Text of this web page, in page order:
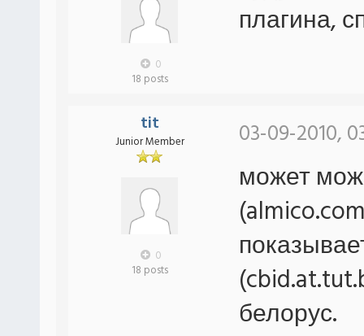
0
18 posts
плагина,
tit
Junior Member
0
18 posts
03-09-2010,
может
белорус.